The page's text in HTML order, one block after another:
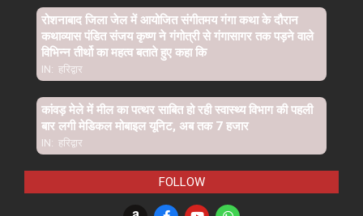
रोशनाबाद जिला जेल में आयोजित संगीतमय गंगा कथा के दौरान
कथाव्यास पंडित संजय कृष्ण ने गंगोत्री से गंगासागर तक पड़ने वाले
विभिन्न तीर्थो का महत्व बताते हुए कहा कि
IN: हरिद्वार
कांवड़ मेले में मील का पत्थर साबित हो रही स्वास्थ्य विभाग की पहली
बार लगी मेडिकल मोबाइल यूनिट, अब तक 7 हजार
IN: हरिद्वार
FOLLOW